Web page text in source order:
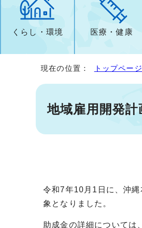
くらし・環境 医療・健康
現在の位置： トップページ
地域雇用開発
令和7年10月1日に、沖
象となりました。
助成金の詳細については